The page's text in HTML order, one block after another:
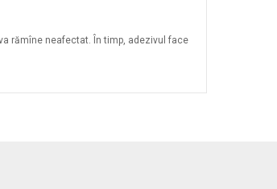
rămîne neafectat. În timp, adezivul face